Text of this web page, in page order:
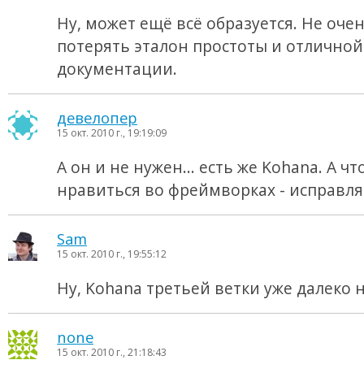
Ну, может ещё всё образуется. Не
потерять эталон простоты и отличной
документации.
девелопер
15 окт. 2010 г., 19:19:09
А он и не нужен... есть же Kohana. А
нравиться во фреймворках -
Sam
15 окт. 2010 г., 19:55:12
Ну, Kohana третьей ветки уже далеко
none
15 окт. 2010 г., 21:18:43